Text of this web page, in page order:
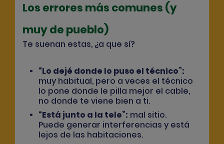
Los errores más comunes (y
muy de pueblo)
Te suenan estas, ¿a que sí?
“Lo dejé donde lo puso el técnico”:
muy habitual, pero a veces el técnico
lo pone donde le pilla mejor el cable,
no donde te viene bien a ti.
“Está junto a la tele”: mal sitio.
Puede generar interferencias y está
lejos de las habitaciones.